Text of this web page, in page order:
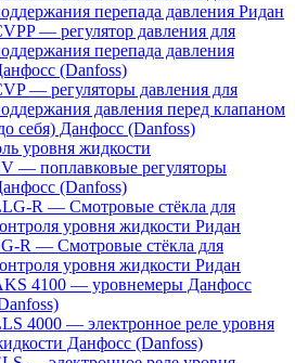
перепада давления Ридан
— регулятор давления для
перепада давления
(Danfoss)
— регуляторы давления для
давления перед клапаном
себя) Данфосс (Danfoss)
уровня жидкости
— поплавковые регуляторы
(Danfoss)
R — Смотровые стёкла для
уровня жидкости Ридан
R — Смотровые стёкла для
уровня жидкости Ридан
4100 — уровнемеры Данфосс
4000 — электронное реле уровня
Данфосс (Danfoss)